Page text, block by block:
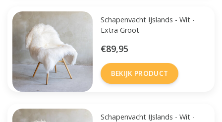
Schapenvacht IJslands - Wit -
Extra Groot
€89,95
BEKIJK PRODUCT
Schapenvacht IJslands - Wit -